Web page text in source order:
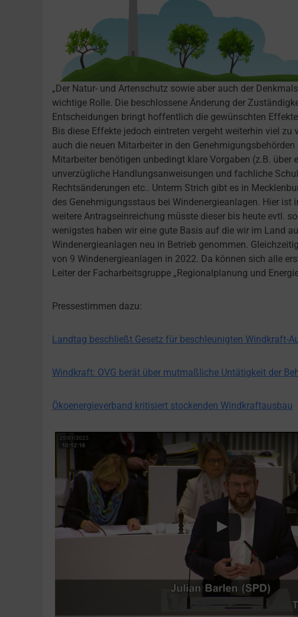
„Der Natur- und Artenschutz sowie aber auch der
wichtige Rolle. Die beschlossene Änderung der
Entscheidungen bringt hoffentlich die gewünschten
Bis diese Effekte jedoch eintreten vergeht weiterhin viel zu
auch die neuen Mitarbeiter in den
Mitarbeiter benötigen unbedingt klare Vorgaben (z.B. über
unverzügliche Handlungsanweisungen und fachliche
Rechtsänderungen etc.. Unterm Strich gibt es in
des Genehmigungsstaus bei Windenergieanlagen. Hier
weitere Antragseinreichung müsste dieser bis heute evtl.
wenigstes haben wir eine gute Basis auf die wir im Land
Windenergieanlagen neu in Betrieb genommen.
von 9 Windenergieanlagen in 2022. Da können sich alle
Leiter der Facharbeitsgruppe „Regionalplanung und
Pressestimmen dazu:
Landtag beschließt Gesetz für beschleunigten Windkraft-
Windkraft: OVG berät über mutmaßliche Untätigkeit der
Ökoenergieverband kritisiert stockenden Windkraftausbau